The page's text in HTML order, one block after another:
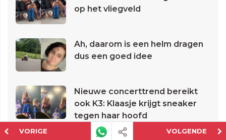
VORIGE VOLGENDE
op het vliegveld
Ah, daarom is een helm dragen
dus een goed idee
Nieuwe concerttrend bereikt
ook K3: Klaasje krijgt sneaker
tegen haar hoofd